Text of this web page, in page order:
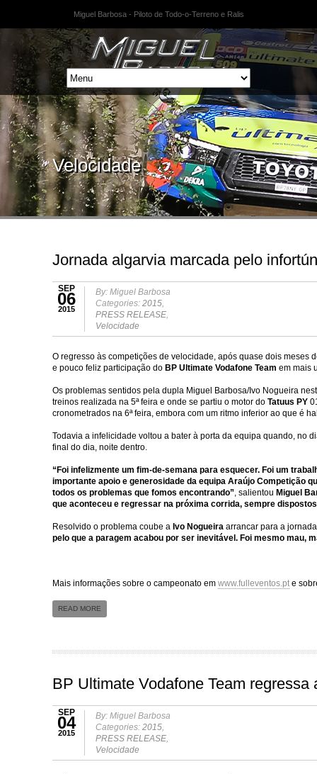
Miguel Barbosa - Piloto de Todo-o-Terreno e Ralis
Velocidade
Jornada algarvia marcada pelo
SEP
06
2015
By: Miguel Barbosa
Categories: 2015,
PRESS RELEASE,
Velocidade
O regresso às competições de velocidade, após quase dois
e pouco feliz participação do BP Ultimate Vodafone Team em mais
Os problemas sentidos pela dupla Miguel Barbosa/Ivo Nogueira
treinos realizada na 5ª feira e onde se partiu o motor do Tatuus PY
cronometrados na 6ª feira, embora com um ritmo inferior ao que é
Todavia a infelicidade voltou a bater à porta da equipa quando, no
final do dia, noite dentro.
“Foi infelizmente um fim-de-semana para esquecer. Foi um
importante apoio e generosidade da equipa Araújo Competição
todos os problemas que fomos encontrando”, salientou Miguel
que aconteceu e regressar na próxima corrida, sempre
Resolvido o problema coube a Ivo Nogueira arrancar para a
pelo que a paragem acabou por ser inevitável. Foi mesmo mau,
Mais informações sobre o campeonato em www.fulleventos.pt e
READ MORE
BP Ultimate Vodafone Team regressa
SEP
04
2015
By: Miguel Barbosa
Categories: 2015,
PRESS RELEASE,
Velocidade